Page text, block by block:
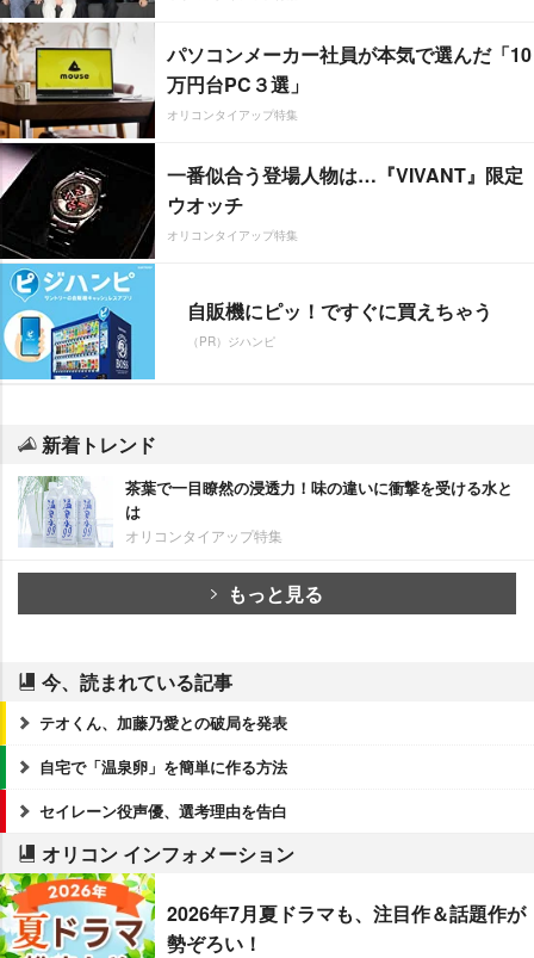
パソコンメーカー社員が本気で選んだ「10
万円台PC３選」
オリコンタイアップ特集
一番似合う登場人物は…『VIVANT』限定
ウオッチ
オリコンタイアップ特集
自販機にピッ！ですぐに買えちゃう
（PR）ジハンピ
新着トレンド
茶葉で一目瞭然の浸透力！味の違いに衝撃を受ける水と
は
オリコンタイアップ特集
もっと見る
今、読まれている記事
テオくん、加藤乃愛との破局を発表
自宅で「温泉卵」を簡単に作る方法
セイレーン役声優、選考理由を告白
オリコン インフォメーション
2026年7月夏ドラマも、注目作＆話題作が
勢ぞろい！